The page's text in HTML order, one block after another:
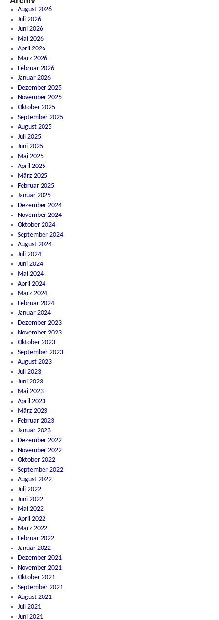
August 2026
Juli 2026
Juni 2026
Mai 2026
April 2026
März 2026
Februar 2026
Januar 2026
Dezember 2025
November 2025
Oktober 2025
September 2025
August 2025
Juli 2025
Juni 2025
Mai 2025
April 2025
März 2025
Februar 2025
Januar 2025
Dezember 2024
November 2024
Oktober 2024
September 2024
August 2024
Juli 2024
Juni 2024
Mai 2024
April 2024
März 2024
Februar 2024
Januar 2024
Dezember 2023
November 2023
Oktober 2023
September 2023
August 2023
Juli 2023
Juni 2023
Mai 2023
April 2023
März 2023
Februar 2023
Januar 2023
Dezember 2022
November 2022
Oktober 2022
September 2022
August 2022
Juli 2022
Juni 2022
Mai 2022
April 2022
März 2022
Februar 2022
Januar 2022
Dezember 2021
November 2021
Oktober 2021
September 2021
August 2021
Juli 2021
Juni 2021